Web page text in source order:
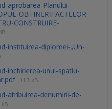
aprobarea-Planului-
OBTINERII-ACTELOR-
CONSTRUIRE-
instituirea-diplomei-„Un-
inchirierea-unui-spatiu-
113 kB
atribuirea-denumirii-de-
kB